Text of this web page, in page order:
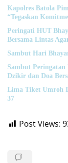
Kapolres Batola
“Tegaskan
Peringati HUT
Bersama Lintas
Sambut Hari
Sambut
Dzikir dan Doa
Lima Tiket Umroh
37
Post Views: